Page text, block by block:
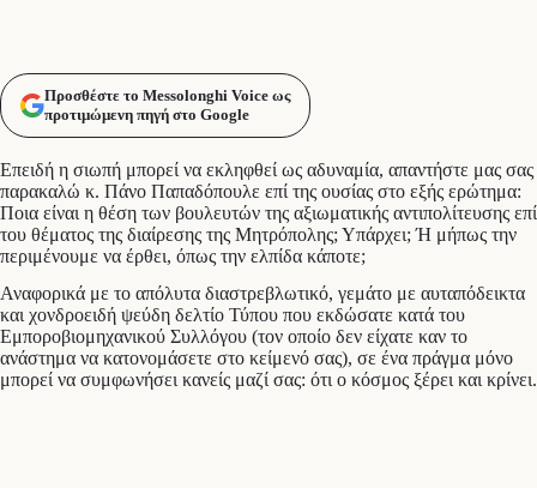
Προσθέστε το Messolonghi Voice ως
προτιμώμενη πηγή στο Google
Επειδή η σιωπή μπορεί να εκληφθεί ως αδυναμία, απαντήστε μας σας
παρακαλώ κ. Πάνο Παπαδόπουλε επί της ουσίας στο εξής ερώτημα:
Ποια είναι η θέση των βουλευτών της αξιωματικής αντιπολίτευσης επί
του θέματος της διαίρεσης της Μητρόπολης; Υπάρχει; Ή μήπως την
περιμένουμε να έρθει, όπως την ελπίδα κάποτε;
Αναφορικά με το απόλυτα διαστρεβλωτικό, γεμάτο με αυταπόδεικτα
και χονδροειδή ψεύδη δελτίο Τύπου που εκδώσατε κατά του
Εμποροβιομηχανικού Συλλόγου (τον οποίο δεν είχατε καν το
ανάστημα να κατονομάσετε στο κείμενό σας), σε ένα πράγμα μόνο
μπορεί να συμφωνήσει κανείς μαζί σας: ότι ο κόσμος ξέρει και κρίνει.